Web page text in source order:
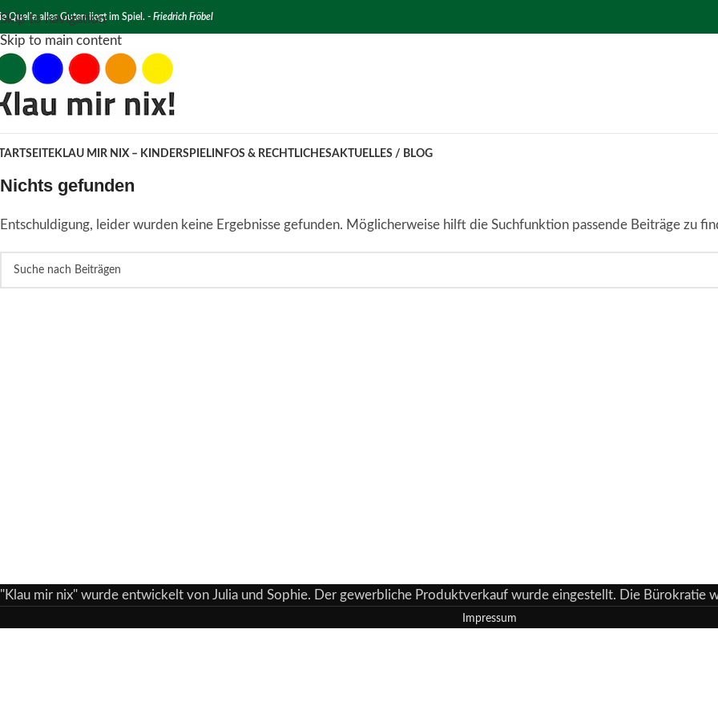
Skip to navigation
Skip to main content
Quelle alles Guten liegt im Spiel. - Friedrich Fröbel
KLAU MIR NIX – KINDERSPIEL INFOS & RECHTLICHESAKTUELLES / BLOG
Nichts gefunden
Entschuldigung, leider wurden keine Ergebnisse gefunden. Möglicherweise hilft die Suchfunktion passende Beiträge zu
"Klau mir nix" wurde entwickelt von Julia und Sophie. Der gewerbliche Produktverkauf wurde eingestellt. Die Bürokratie
Impressum